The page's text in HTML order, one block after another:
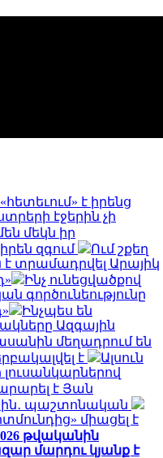
է իրենց
էջերին չի
մեկն իր
զգում
Ում շքեղ
տրամադրվել Արայիկ
Ինչ ունեցվածքով
Ինչպես են
Ազգային
մեղադրում են
է
Ալսուն
է Յան
պաշտոնական
միացել է
թվականին
մարդու կյանք է